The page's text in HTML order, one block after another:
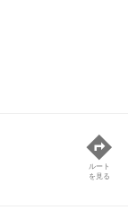
ルート
を見る